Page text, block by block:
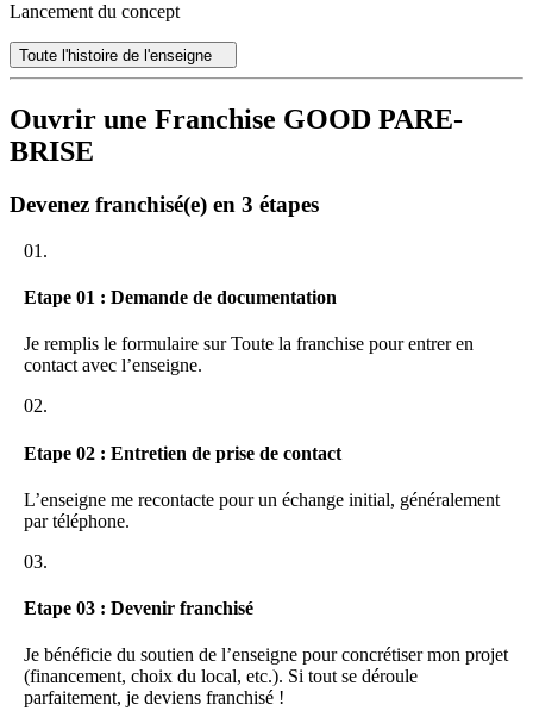
Lancement du concept
Toute l'histoire de l'enseigne
Ouvrir une Franchise GOOD PARE-
BRISE
Devenez franchisé(e) en 3 étapes
01.
Etape 01 : Demande de documentation
Je remplis le formulaire sur Toute la franchise pour entrer en
contact avec l’enseigne.
02.
Etape 02 : Entretien de prise de contact
L’enseigne me recontacte pour un échange initial, généralement
par téléphone.
03.
Etape 03 : Devenir franchisé
Je bénéficie du soutien de l’enseigne pour concrétiser mon projet
(financement, choix du local, etc.). Si tout se déroule
parfaitement, je deviens franchisé !